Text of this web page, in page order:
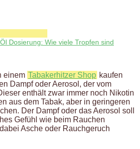
Dosierung: Wie viele Tropfen sind
einem Tabakerhitzer Shop kaufen
Dampf oder Aerosol, der vom
enthält zwar immer noch Nikotin
aus dem Tabak, aber in geringeren
Der Dampf oder das Aerosol soll
Gefühl wie beim Rauchen
Asche oder Rauchgeruch